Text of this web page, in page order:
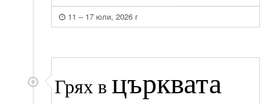
11 – 17 юли, 2026 г
Грях в църквата